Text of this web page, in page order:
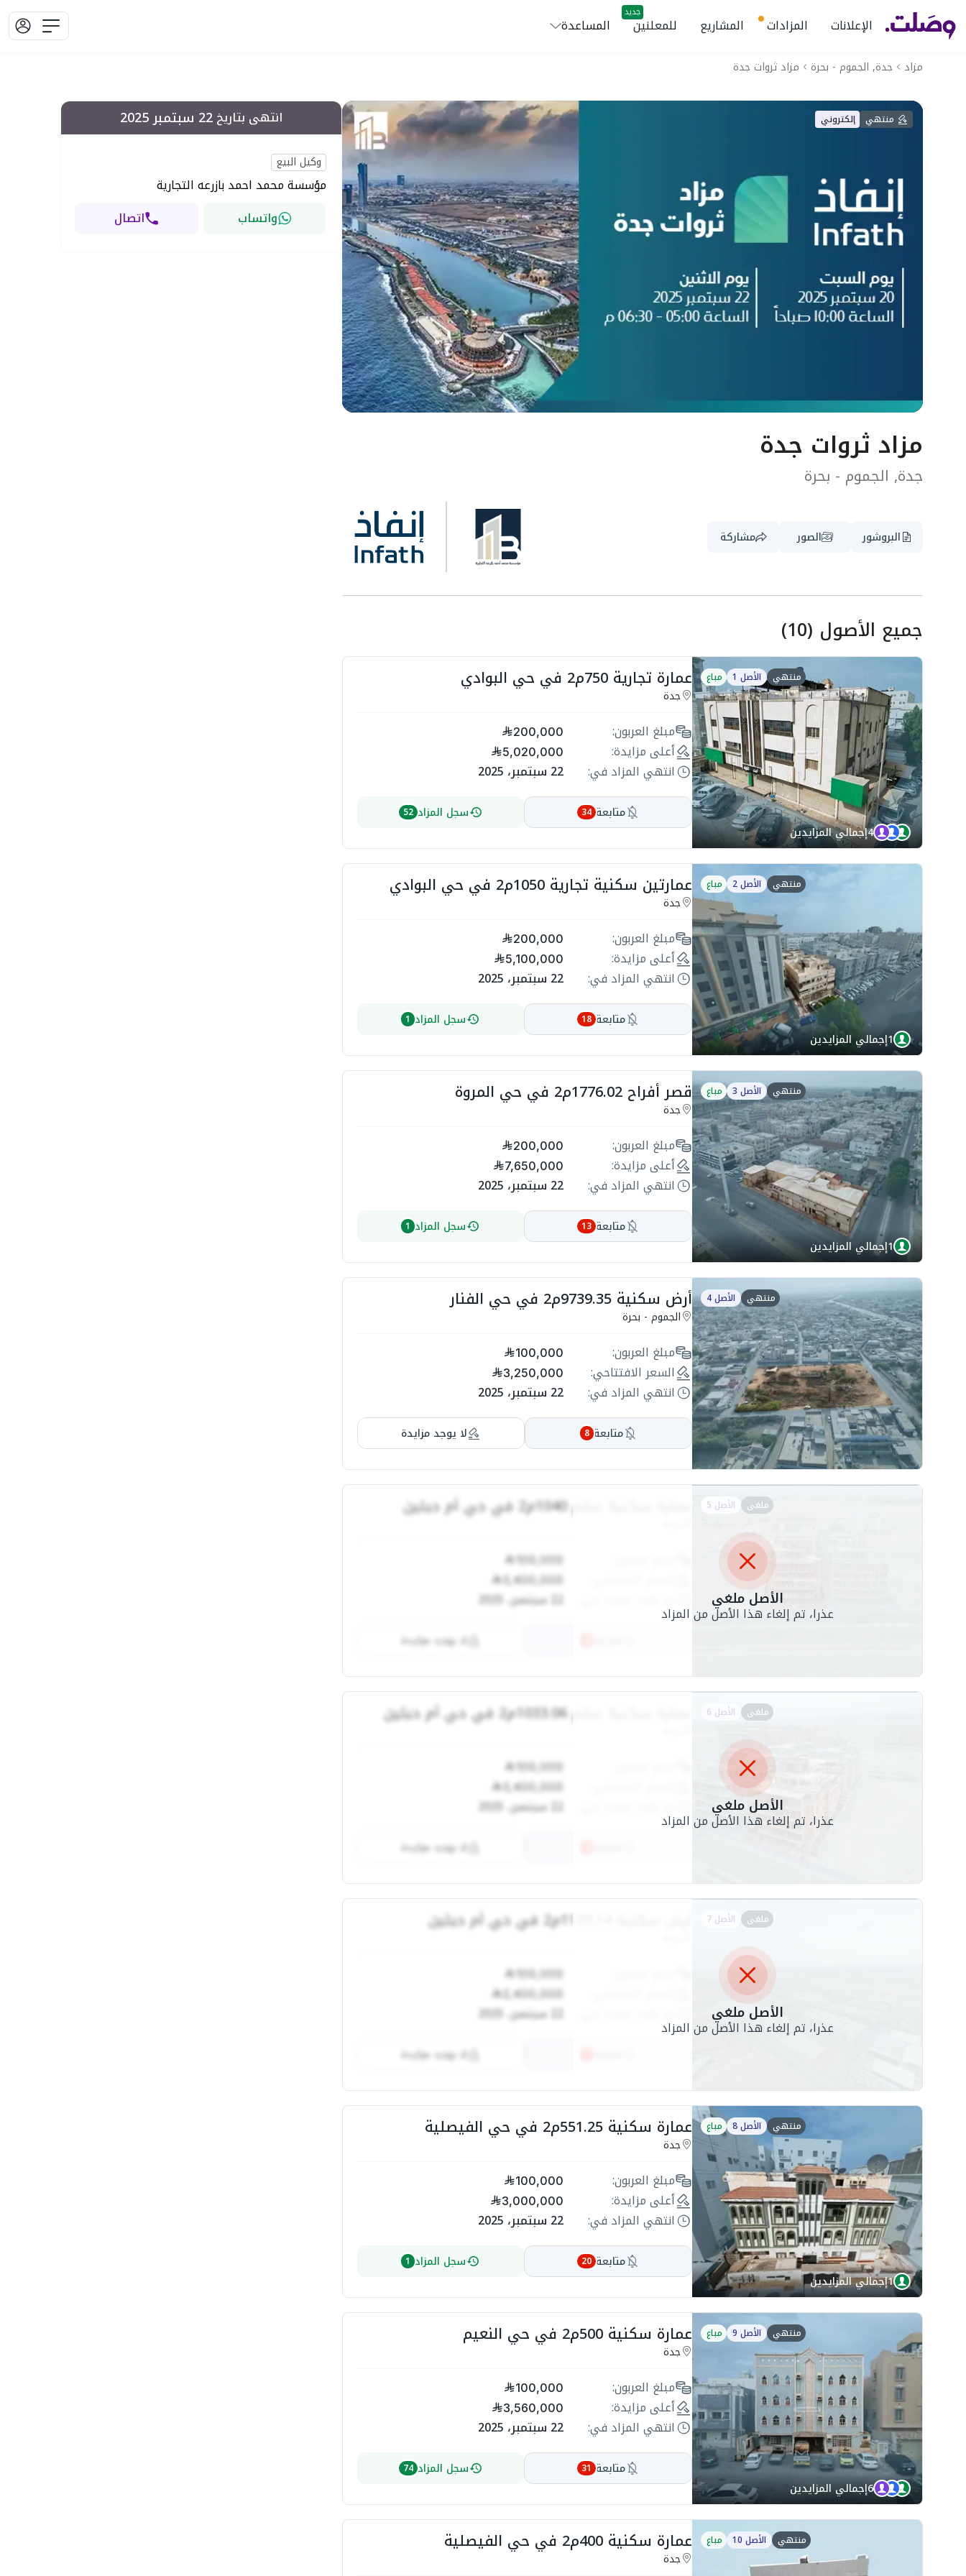
الإعلانات المزادات المشاريع للمعلنين
جديد
المساعدة
مزاد جدة, الجموم - بحرة مزاد ثروات جدة
منتهي إلكتروني
مزاد ثروات جدة
جدة, الجموم - بحرة
البروشور الصور مشاركة
جميع الأصول (
10
)
منتهي الأصل 1 مباع
4إجمالي المزايدين
عمارة تجارية 750م2 في حي البوادي
جدة
مبلغ العربون: 200,000
أعلى مزايدة: 5,020,000
انتهي المزاد في: 22 سبتمبر، 2025
متابعة 34 سجل المزاد 52
منتهي الأصل 2 مباع
1إجمالي المزايدين
عمارتين سكنية تجارية 1050م2 في حي البوادي
جدة
مبلغ العربون: 200,000
أعلى مزايدة: 5,100,000
انتهي المزاد في: 22 سبتمبر، 2025
متابعة 18 سجل المزاد 1
منتهي الأصل 3 مباع
1إجمالي المزايدين
قصر أفراح 1776.02م2 في حي المروة
جدة
مبلغ العربون: 200,000
أعلى مزايدة: 7,650,000
انتهي المزاد في: 22 سبتمبر، 2025
متابعة 13 سجل المزاد 1
منتهي الأصل 4 أرض سكنية 9739.35م2 في حي الفنار
الجموم - بحرة
مبلغ العربون: 100,000
السعر الافتتاحي: 3,250,000
انتهي المزاد في: 22 سبتمبر، 2025
متابعة 8 لا يوجد مزايدة
ملغى الأصل 5
الأصل ملغي
عذرا، تم إلغاء هذا الأصل من المزاد
عمارة سكنية عظم 1040م2 في حي أم حبلين
100,000
3,400,000
22 سبتمبر، 2025
لا يوجد مزايدة
ملغى الأصل 6
الأصل ملغي
عذرا، تم إلغاء هذا الأصل من المزاد
عمارة سكنية عظم 1033.06م2 في حي أم حبلين
100,000
3,400,000
22 سبتمبر، 2025
لا يوجد مزايدة
ملغى الأصل 7
الأصل ملغي
عذرا، تم إلغاء هذا الأصل من المزاد
100,000
2,400,000
22 سبتمبر، 2025
لا يوجد مزايدة
منتهي الأصل 8 مباع
1إجمالي المزايدين
عمارة سكنية 551.25م2 في حي الفيصلية
جدة
مبلغ العربون: 100,000
أعلى مزايدة: 3,000,000
انتهي المزاد في: 22 سبتمبر، 2025
متابعة 20 سجل المزاد 1
منتهي الأصل 9 مباع
6إجمالي المزايدين
عمارة سكنية 500م2 في حي النعيم
جدة
مبلغ العربون: 100,000
أعلى مزايدة: 3,560,000
انتهي المزاد في: 22 سبتمبر، 2025
متابعة 31 سجل المزاد 74
منتهي الأصل 10 مباع عمارة سكنية 400م2 في حي الفيصلية
جدة
انتهى بتاريخ22 سبتمبر 2025
وكيل البيع
مؤسسة محمد احمد بازرعه التجارية
واتساب
اتصال